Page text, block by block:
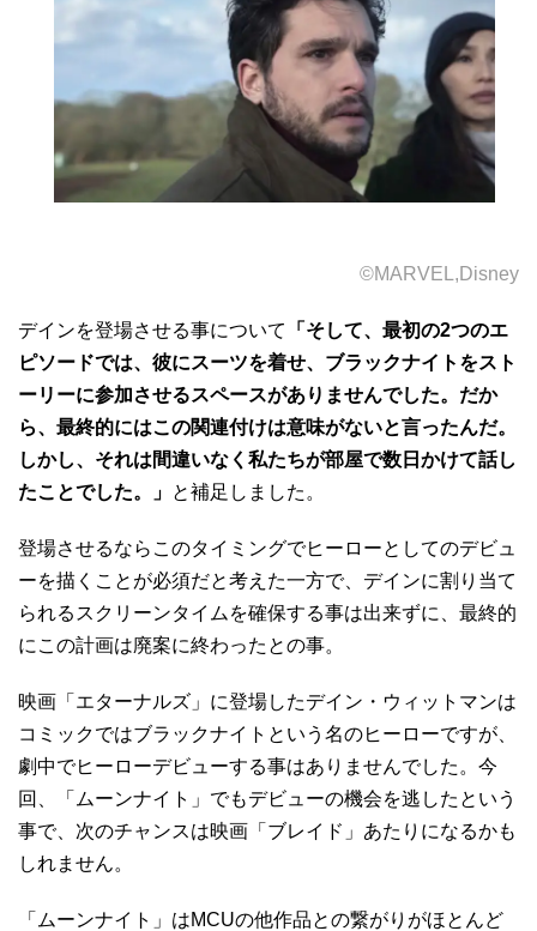
©MARVEL,Disney
デインを登場させる事について
「そして、最初の2つのエ
ピソードでは、彼にスーツを着せ、ブラックナイトをスト
ーリーに参加させるスペースがありませんでした。だか
ら、最終的にはこの関連付けは意味がないと言ったんだ。
しかし、それは間違いなく私たちが部屋で数日かけて話し
たことでした。」
と補足しました。
登場させるならこのタイミングでヒーローとしてのデビュ
ーを描くことが必須だと考えた一方で、デインに割り当て
られるスクリーンタイムを確保する事は出来ずに、最終的
にこの計画は廃案に終わったとの事。
映画「エターナルズ」に登場したデイン・ウィットマンは
コミックではブラックナイトという名のヒーローですが、
劇中でヒーローデビューする事はありませんでした。今
回、「ムーンナイト」でもデビューの機会を逃したという
事で、次のチャンスは映画「ブレイド」あたりになるかも
しれません。
「ムーンナイト」はMCUの他作品との繋がりがほとんど